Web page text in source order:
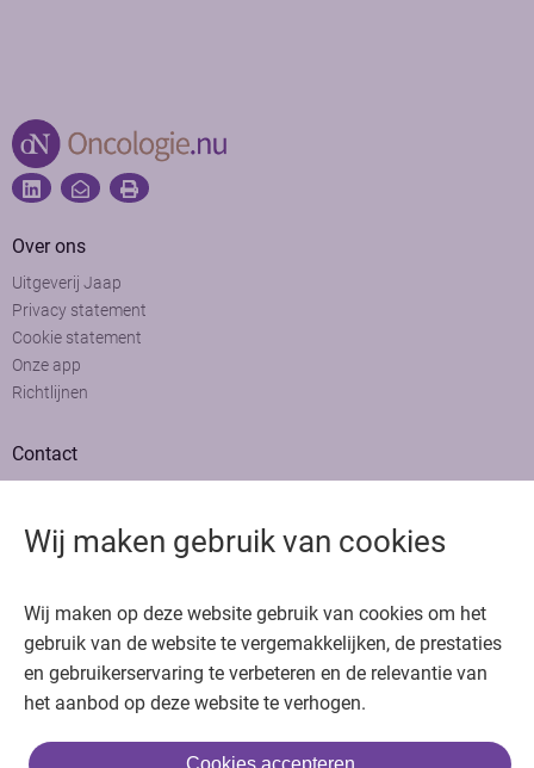
Wij maken gebruik van cookies
Wij maken op deze website gebruik van cookies om het
gebruik van de website te vergemakkelijken, de prestaties
en gebruikerservaring te verbeteren en de relevantie van
het aanbod op deze website te verhogen.
Bedankt voor het bezoeken van Oncologie.nu
Krijg gratis toegang in 30 seconden of log in om verder te gaan
Over ons
Uitgeverij Jaap
Privacy statement
Cookie statement
Onze app
Richtlijnen
Contact
Adverteren
Copyright © 2026. Uitgeverij Jaap. Alle rechten voorbehouden.